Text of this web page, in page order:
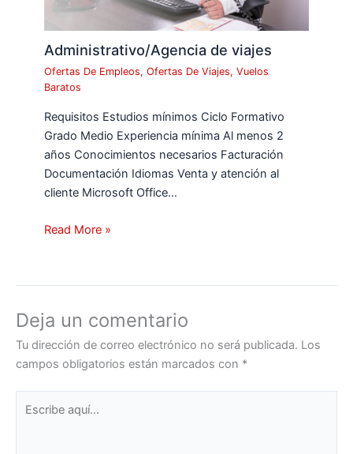
Administrativo/Agencia de viajes
Ofertas De Empleos,Ofertas De Viajes,Vuelos
Baratos
Requisitos Estudios mínimos Ciclo Formativo
Grado Medio Experiencia mínima Al menos 2
años Conocimientos necesarios Facturación
Documentación Idiomas Venta y atención al
cliente Microsoft Office…
Read More »
Deja un comentario
Tu dirección de correo electrónico no será publicada. Los
campos obligatorios están marcados con *
aquí...